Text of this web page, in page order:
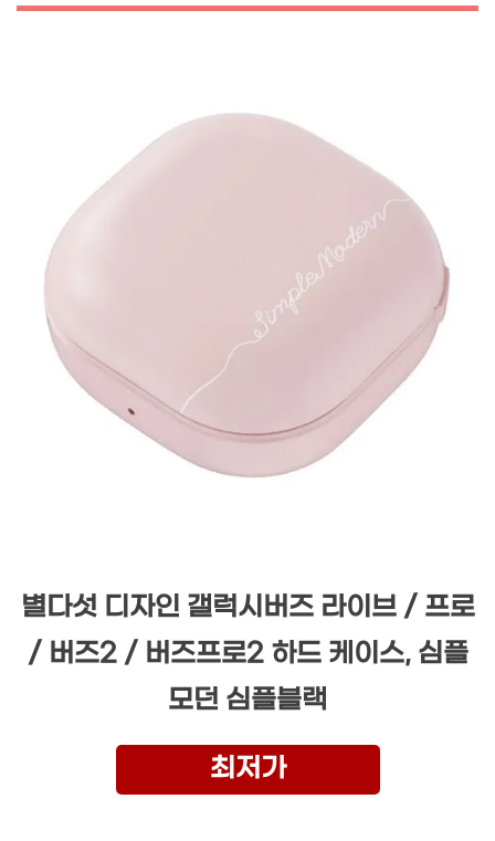
별다섯 디자인 갤럭시버즈 라이브 / 프로
/ 버즈2 / 버즈프로2 하드 케이스, 심플
모던 심플블랙
최저가